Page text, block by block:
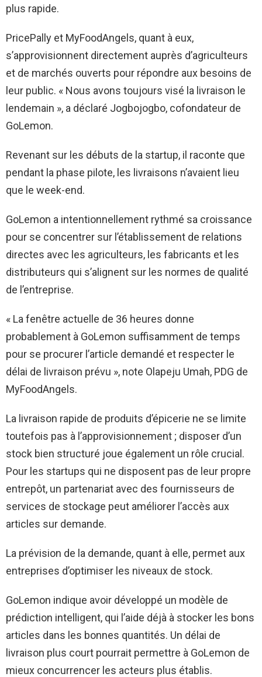
plus rapide.
PricePally et MyFoodAngels, quant à eux,
s’approvisionnent directement auprès d’agriculteurs
et de marchés ouverts pour répondre aux besoins de
leur public. « Nous avons toujours visé la livraison le
lendemain », a déclaré Jogbojogbo, cofondateur de
GoLemon.
Revenant sur les débuts de la startup, il raconte que
pendant la phase pilote, les livraisons n’avaient lieu
que le week-end.
GoLemon a intentionnellement rythmé sa croissance
pour se concentrer sur l’établissement de relations
directes avec les agriculteurs, les fabricants et les
distributeurs qui s’alignent sur les normes de qualité
de l’entreprise.
« La fenêtre actuelle de 36 heures donne
probablement à GoLemon suffisamment de temps
pour se procurer l’article demandé et respecter le
délai de livraison prévu », note Olapeju Umah, PDG de
MyFoodAngels.
La livraison rapide de produits d’épicerie ne se limite
toutefois pas à l’approvisionnement ; disposer d’un
stock bien structuré joue également un rôle crucial.
Pour les startups qui ne disposent pas de leur propre
entrepôt, un partenariat avec des fournisseurs de
services de stockage peut améliorer l’accès aux
articles sur demande.
La prévision de la demande, quant à elle, permet aux
entreprises d’optimiser les niveaux de stock.
GoLemon indique avoir développé un modèle de
prédiction intelligent, qui l’aide déjà à stocker les bons
articles dans les bonnes quantités. Un délai de
livraison plus court pourrait permettre à GoLemon de
mieux concurrencer les acteurs plus établis.